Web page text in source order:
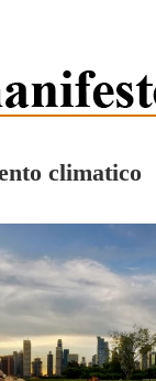
climatico